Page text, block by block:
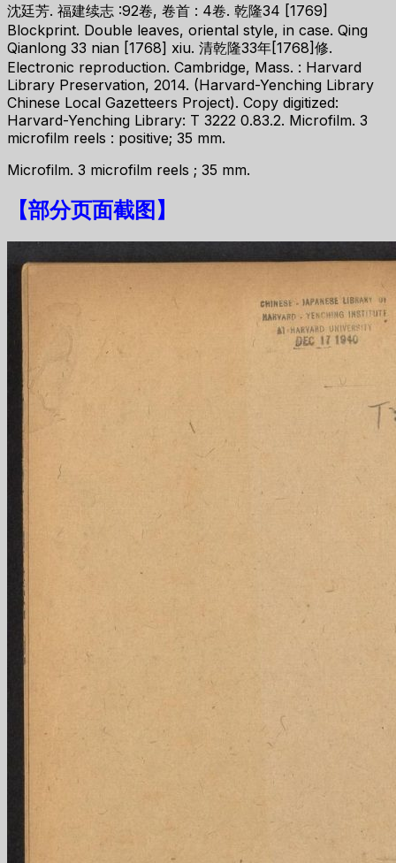
沈廷芳. 福建续志 :92卷, 卷首 : 4卷. 乾隆34 [1769]
Blockprint. Double leaves, oriental style, in case. Qing
Qianlong 33 nian [1768] xiu. 清乾隆33年[1768]修.
Electronic reproduction. Cambridge, Mass. : Harvard
Library Preservation, 2014. (Harvard-Yenching Library
Chinese Local Gazetteers Project). Copy digitized:
Harvard-Yenching Library: T 3222 0.83.2. Microfilm. 3
microfilm reels : positive; 35 mm.
Microfilm. 3 microfilm reels ; 35 mm.
【部分页面截图】